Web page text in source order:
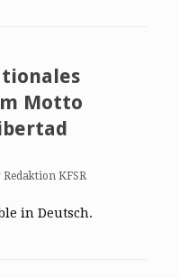
Motto
Redaktion KFSR
in Deutsch.